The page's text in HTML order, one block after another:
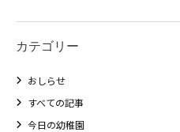
カテゴリー
おしらせ
すべての記事
今日の幼稚園